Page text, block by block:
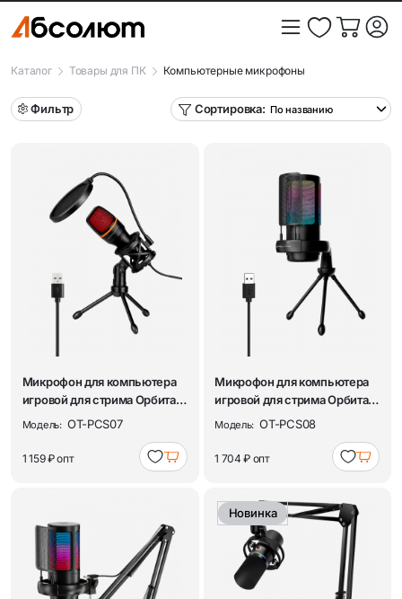
Каталог Товары для ПК Компьютерные микрофоны
Фильтр Сортировка:
Микрофон для компьютера
игровой для стрима Орбита
OT-PCS07
Модель: OT-PCS07
1 159 ₽опт
Микрофон для компьютера
игровой для стрима Орбита
OT-PCS08
Модель: OT-PCS08
1 704 ₽ опт
Новинка